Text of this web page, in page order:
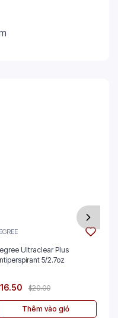
Ultraclear Plus
Antiperspirant 5/2.7oz
$20.00
Thêm vào giỏ